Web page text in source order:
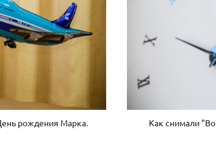
Как снимали
рождения Марка.